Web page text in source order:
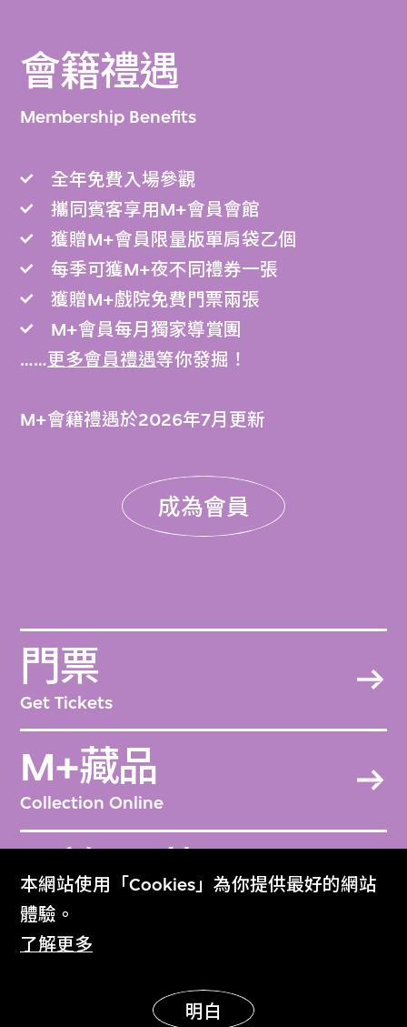
本網站使用「Cookies」為你提供最好的網站
體驗。
了解更多
明白
會籍禮遇
Membership Benefits
全年免費入場參觀
攜同賓客享用M+會員會館
獲贈M+會員限量版單肩袋乙個
每季可獲M+夜不同禮券一張
獲贈M+戲院免費門票兩張
M+會員每月獨家導賞團
……更多會員禮遇等你發掘！
M+會籍禮遇於2026年7月更新
成為會員
門票
Get Tickets
M+藏品
Collection Online
關於M+藏品
About the Collection
M+雜誌